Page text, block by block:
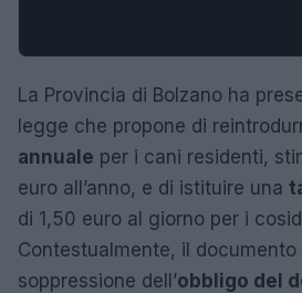
La Provincia di Bolzano ha
legge che propone di
annuale per i cani residenti,
euro all’anno, e di istituire una
di 1,50 euro al giorno per i
Contestualmente, il documento
soppressione dell’obbligo del